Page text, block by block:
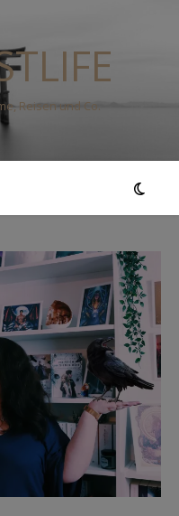
Reisen und Co.